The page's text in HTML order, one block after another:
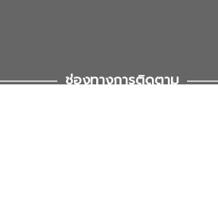
ช่องทางการติดตาม